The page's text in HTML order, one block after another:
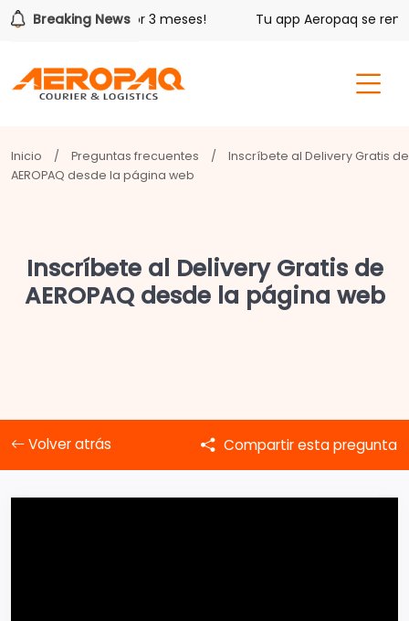
Breaking News
20 libras gratis por 3 meses! Tu app Aeropaq se
Inicio / Preguntas frecuentes /
Inscríbete al Delivery Gratis de
AEROPAQ desde la página web
Inscríbete al Delivery Gratis de
AEROPAQ desde la página web
Volver atrás Compartir esta pregunta